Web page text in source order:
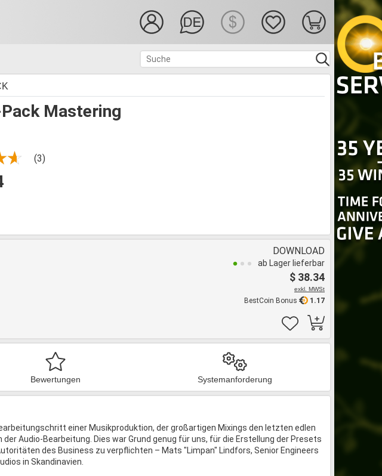
Mastering
(3)
DOWNLOAD
ab Lager lieferbar
$ 38.34
exkl. MWSt
1.17
BestCoin Bonus
Bewertungen Systemanforderung
einer Musikproduktion, der großartigen Mixings den letzten edlen
Audio-Bearbeitung. Dies war Grund genug für uns, für die Erstellung der Presets
des Business zu verpflichten – Mats "Limpan" Lindfors, Senior Engineers
in Skandinavien.